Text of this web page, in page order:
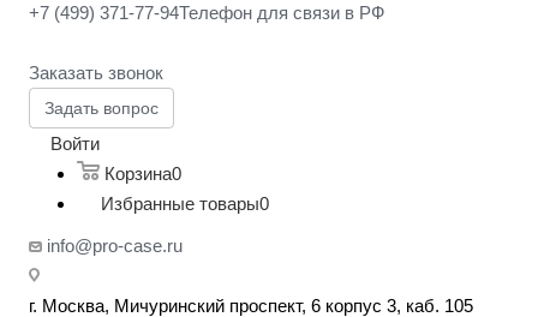
+7 (499) 371-77-94Телефон для связи в РФ
Заказать звонок
Задать вопрос
Войти
Корзина0
Избранные товары0
info@pro-case.ru
г. Москва, Мичуринский проспект, 6 корпус 3, каб. 105